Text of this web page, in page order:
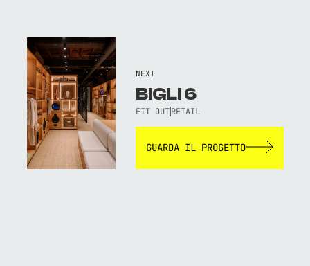
NEXT
BIGLI 6
FIT OUT RETAIL
GUARDA IL PROGETTO